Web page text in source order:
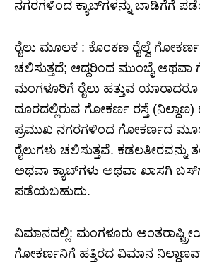
ನಗರಗಳಿಂದ ಕ್ಯಾಬ್‌ಗಳನ್ನು ಬಾಡಿಗೆಗೆ
ರೈಲು ಮೂಲಕ : ಕೊಂಕಣ ರೈಲ್ವೆ
ಚಲಿಸುತ್ತದೆ; ಆದ್ದರಿಂದ ಮುಂಬೈ
ಮಂಗಳೂರಿಗೆ ರೈಲು ಹತ್ತುವ
ದೂರದಲ್ಲಿರುವ ಗೋಕರ್ಣ ರಸ್ತೆ
ಪ್ರಮುಖ ನಗರಗಳಿಂದ ಗೋಕರ್ಣದ
ರೈಲುಗಳು ಚಲಿಸುತ್ತವೆ. ಕಡಲತೀರವನ್ನು
ಅಥವಾ ಕ್ಯಾಬ್‌ಗಳು ಅಥವಾ ಖಾಸಗಿ
ಪಡೆಯಬಹುದು.
ವಿಮಾನದಲ್ಲಿ: ಮಂಗಳೂರು
ಗೋಕರ್ಣನಿಗೆ ಹತ್ತಿರದ ವಿಮಾನ